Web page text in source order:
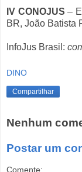
IV CONOJUS –
BR, João Batista
InfoJus Brasil:
DINO
Compartilhar
Nenhum
Postar um
Comente: